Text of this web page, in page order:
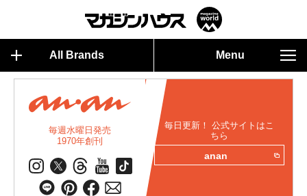
All Brands Menu
毎週水曜日発売
1970年創刊
毎日更新！ 公式サイトはこ
ちら
anan